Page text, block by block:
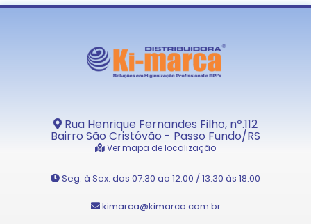
Rua Henrique Fernandes Filho, nº.112
Bairro São Cristóvão - Passo Fundo/RS
Ver mapa de localização
Seg. à Sex. das 07:30 ao 12:00 / 13:30 às 18:00
kimarca@kimarca.com.br